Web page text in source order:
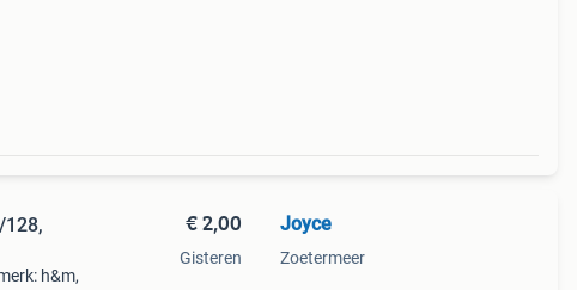
128,
h&m,
€ 2,00
Gisteren
Joyce
Zoetermeer